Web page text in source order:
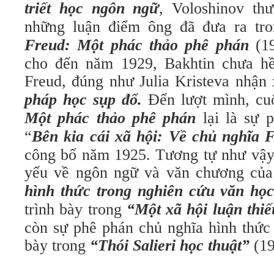
triết học ngôn ngữ, Voloshinov
những luận điểm ông đã đưa ra
Freud: Một phác thảo phê phán
cho đến năm 1929, Bakhtin chưa
Freud, đúng như Julia Kristeva
pháp học sụp đổ. Đến lượt mình,
Một phác thảo phê phán lại là sự
“Bên kia cái xã hội: Về chủ nghĩa
công bố năm 1925. Tương tự như
yếu về ngôn ngữ và văn chương
hình thức trong nghiên cứu văn
trình bày trong “Một xã hội luận
còn sự phê phán chủ nghĩa hình
bày trong “Thói Salieri học thuật”